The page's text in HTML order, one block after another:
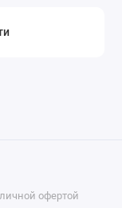
офертой